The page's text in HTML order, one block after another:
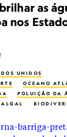
as
nos
UNIDOS
OCEANO
POLUIÇÃO DA
ALGAL